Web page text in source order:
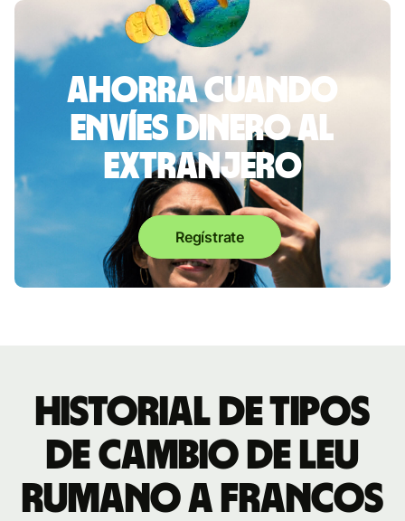
Ahorra cuando
envíes dinero al
extranjero
Regístrate
Historial de tipos
de cambio de leu
rumano a francos